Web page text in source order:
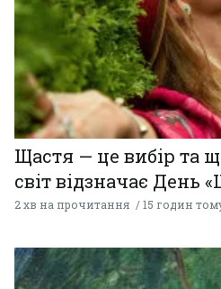
Щастя — це вибір та
світ відзначає День
2 хв на прочитання 15 годин